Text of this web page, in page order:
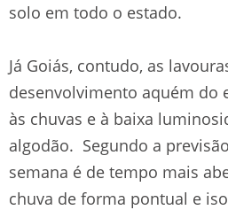
solo em todo o estado.
Já Goiás, contudo, as
desenvolvimento aquém do
às chuvas e à baixa
algodão. Segundo a
semana é de tempo mais
chuva de forma pontual e